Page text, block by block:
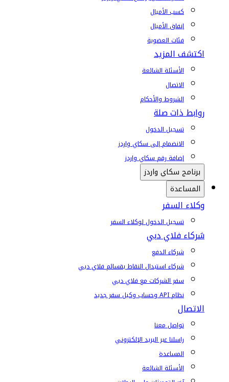
كسب الأميال
إنفاق الأميال
فئات العضوية
اكتشف المزيد
الأسئلة الشائعة
الاتصال
الشروط والأحكام
روابط ذات صلة
تسجيل الدخول
الانضمام إلى سكاي واردز
إضافة رقم سكاي واردز
برنامج سكاي واردز
المساعدة
وكلاء السفر
تسجيل الدخول لوكلاء السفر
شركاء فلاي دبي
شركاء الدفع
شركاء استبدال النقاط بقسائم فلاي دبي
سفر الشركات مع فلاي دبي
نظام API وحساب وكيل سفر جديد
الاتصال
تواصل معنا
راسلنا عبر البريد الإلكتروني
المساعدة
الأسئلة الشائعة